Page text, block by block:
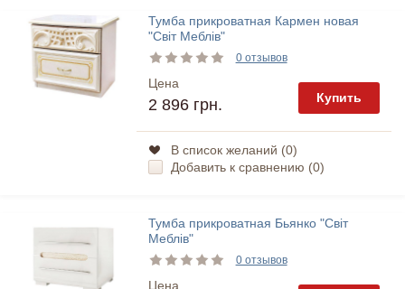
Тумба прикроватная Кармен новая
"Світ Меблів"
0 отзывов
Цена
2 896 грн. Купить
В список желаний (0)
Добавить к сравнению (0)
Тумба прикроватная Бьянко "Світ
Меблів"
0 отзывов
Цена